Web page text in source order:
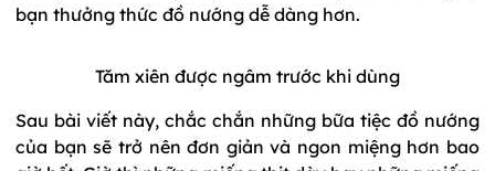
bạn thưởng thức đồ nướng dễ dàng hơn.
Tăm xiên được ngâm trước khi dùng
Sau bài viết này, chắc chắn những bữa tiệc đồ nướng
của bạn sẽ trở nên đơn giản và ngon miệng hơn bao